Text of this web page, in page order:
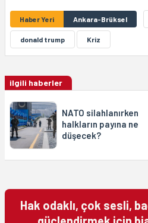
Haber Yeri Ankara-Brüksel
donald trump Kriz
ilgili haberler
NATO silahlanırken
halkların payına ne
düşecek?
Hak odaklı, çok sesli,